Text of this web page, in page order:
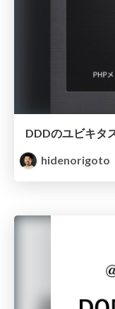
DDDのユビキタ
hidenorigoto